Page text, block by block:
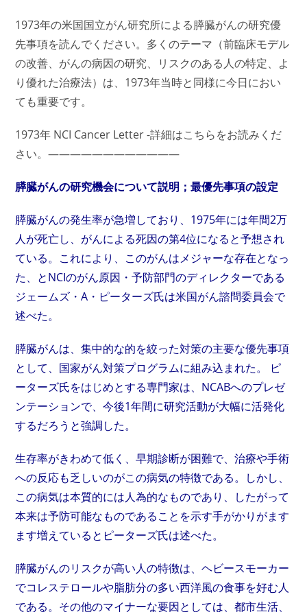
1973年の米国国立がん研究所による膵臓がんの研究優
先事項を読んでください。多くのテーマ（前臨床モデル
の改善、がんの病因の研究、リスクのある人の特定、よ
り優れた治療法）は、1973年当時と同様に今日におい
ても重要です。
1973年 NCI Cancer Letter -詳細はこちらをお読みくだ
さい。————————————
膵臓がんの研究機会について説明；最優先事項の設定
膵臓がんの発生率が急増しており、1975年には年間2万
人が死亡し、がんによる死因の第4位になると予想され
ている。これにより、このがんはメジャーな存在となっ
た、とNCIのがん原因・予防部門のディレクターである
ジェームズ・A・ピーターズ氏は米国がん諮問委員会で
述べた。
膵臓がんは、集中的な的を絞った対策の主要な優先事項
として、国家がん対策プログラムに組み込まれた。 ピ
ーターズ氏をはじめとする専門家は、NCABへのプレゼ
ンテーションで、今後1年間に研究活動が大幅に活発化
するだろうと強調した。
生存率がきわめて低く、早期診断が困難で、治療や手術
への反応も乏しいのがこの病気の特徴である。しかし、
この病気は本質的には人為的なものであり、したがって
本来は予防可能なものであることを示す手がかりがます
ます増えているとピーターズ氏は述べた。
膵臓がんのリスクが高い人の特徴は、ヘビースモーカー
でコレステロールや脂肪分の多い西洋風の食事を好む人
である。その他のマイナーな要因としては、都市生活、